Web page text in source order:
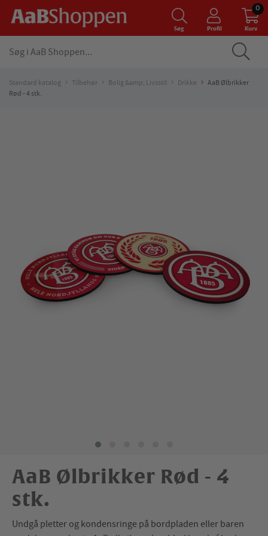
Søg Profil Kurv
0
Standard katalog Tilbehør Bolig &amp; Livsstil Drikke
AaB Ølbrikker
Rød - 4 stk.
AaB Ølbrikker Rød - 4
stk.
Undgå pletter og kondensringe på bordpladen eller baren